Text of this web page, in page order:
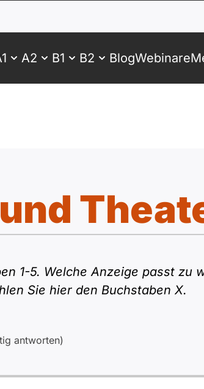
A2 B1 B2 BlogWebinare
1-5. Welche Anzeige passt zu
Sie hier den Buchstaben X.
antworten)